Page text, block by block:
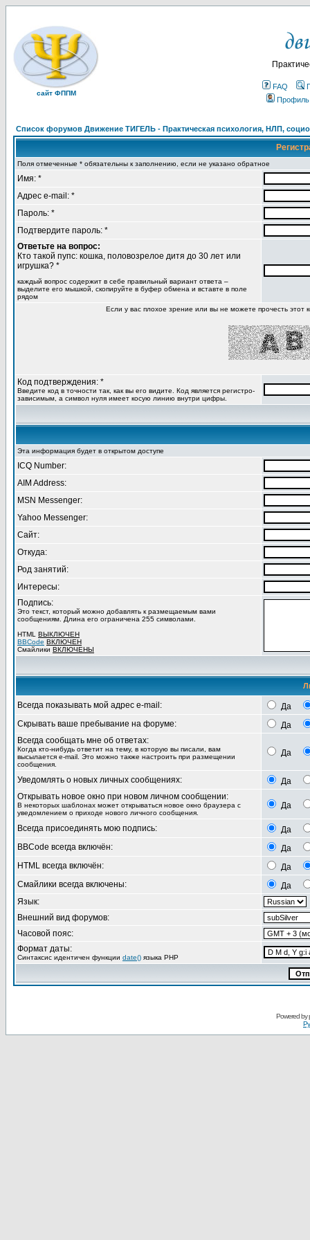
сайт ФППМ
FAQ
Профиль
Список форумов Движение ТИГЕЛЬ - Практическая психология, НЛП,
Поля отмеченные * обязательны к заполнению, если не указано обратное
Имя: *
Адрес e-mail: *
Пароль: *
Подтвердите пароль: *
Ответьте на вопрос:
Кто такой пупс: кошка, половозрелое дитя до 30 лет или
игрушка? *
каждый вопрос содержит в себе правильный вариант ответа –
выделите его мышкой, скопируйте в буфер обмена и вставте в поле
рядом
Если у вас плохое зрение или вы не можете прочесть этот
Код подтверждения: *
Введите код в точности так, как вы его видите. Код является регистро-
зависимым, а символ нуля имеет косую линию внутри цифры.
Эта информация будет в открытом доступе
ICQ Number:
AIM Address:
MSN Messenger:
Yahoo Messenger:
Сайт:
Откуда:
Род занятий:
Интересы:
Подпись:
Это текст, который можно добавлять к размещаемым вами
сообщениям. Длина его ограничена 255 символами.
HTML ВЫКЛЮЧЕН
BBCode ВКЛЮЧЕН
Смайлики ВКЛЮЧЕНЫ
Всегда показывать мой адрес e-mail:
Да
Скрывать ваше пребывание на форуме:
Да
Всегда сообщать мне об ответах:
Когда кто-нибудь ответит на тему, в которую вы писали, вам
высылается e-mail. Это можно также настроить при размещении
сообщения.
Да
Уведомлять о новых личных сообщениях:
Да
Открывать новое окно при новом личном сообщении:
В некоторых шаблонах может открываться новое окно браузера с
уведомлением о приходе нового личного сообщения.
Да
Всегда присоединять мою подпись:
Да
BBCode всегда включён:
Да
HTML всегда включён:
Да
Смайлики всегда включены:
Да
Язык:
Внешний вид форумов:
Часовой пояс:
Формат даты:
Синтаксис идентичен функции date() языка PHP
Powered by